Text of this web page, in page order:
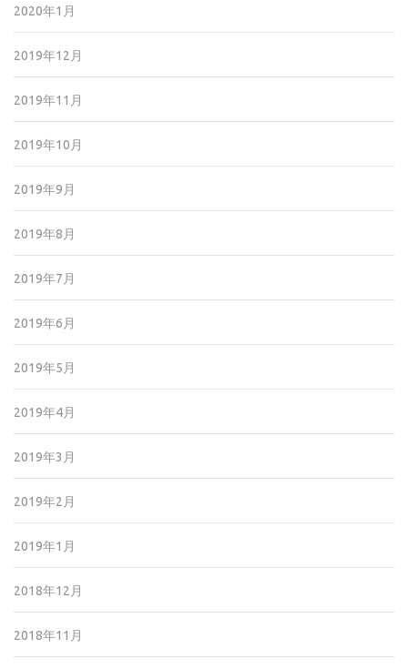
2020年1月
2019年12月
2019年11月
2019年10月
2019年9月
2019年8月
2019年7月
2019年6月
2019年5月
2019年4月
2019年3月
2019年2月
2019年1月
2018年12月
2018年11月